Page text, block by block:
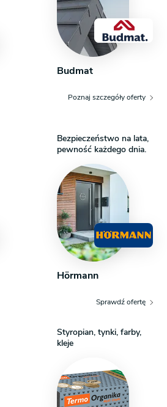
Budmat
Poznaj szczegóły oferty
Bezpieczeństwo na lata,
pewność każdego dnia.
Hörmann
Sprawdź ofertę
Styropian, tynki, farby,
kleje